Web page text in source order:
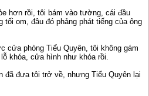
hơn rồi, tôi bám vào tường, cái đầu
tối om, đâu đó phảng phát tiếng của ông
cửa phòng Tiểu Quyên, tôi không gám
khóa, cửa hình như khóa rồi.
đã đưa tôi trở về, nhưng Tiểu Quyên lại